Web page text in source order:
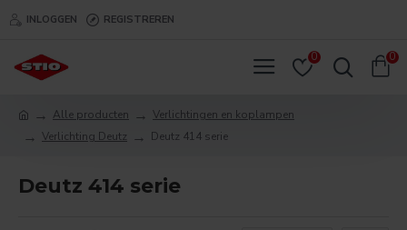
INLOGGEN REGISTREREN
0 0
Alle producten
Verlichtingen en koplampen
Verlichting Deutz
Deutz 414 serie
Deutz 414 serie